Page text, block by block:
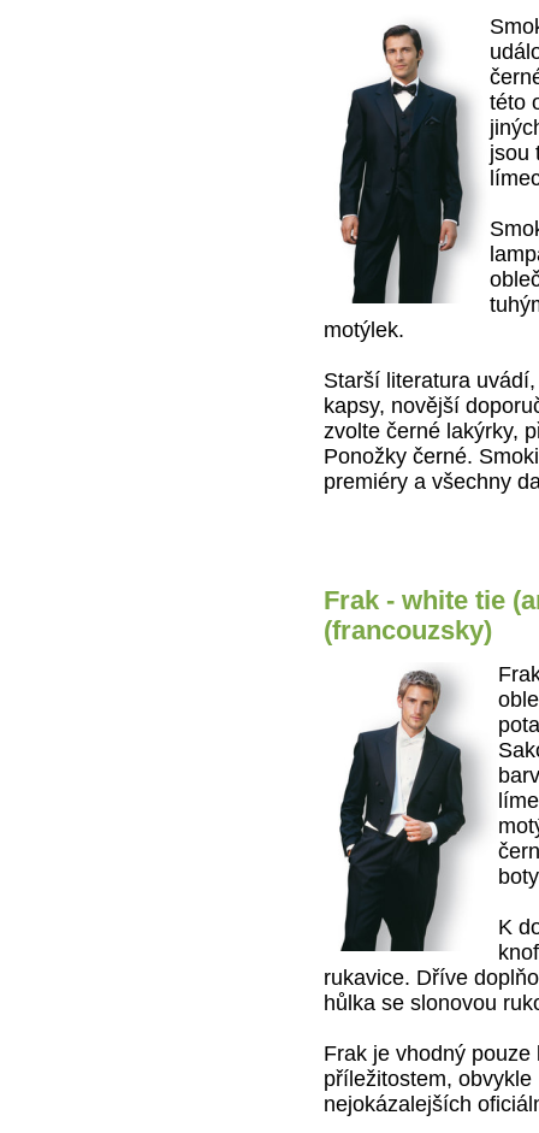
této
jsou
motýlek.
Starší literatura
kapsy, novější
zvolte černé lakýrky,
Ponožky černé.
premiéry a všechny
Frak - white tie
(francouzsky)
K
rukavice. Dříve
hůlka se slonovou
Frak je vhodný
příležitostem,
nejokázalejších